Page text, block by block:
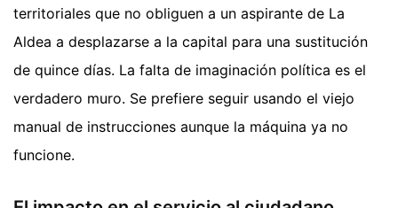
territoriales que no obliguen a un aspirante de La
Aldea a desplazarse a la capital para una sustitución
de quince días. La falta de imaginación política es el
verdadero muro. Se prefiere seguir usando el viejo
manual de instrucciones aunque la máquina ya no
funcione.